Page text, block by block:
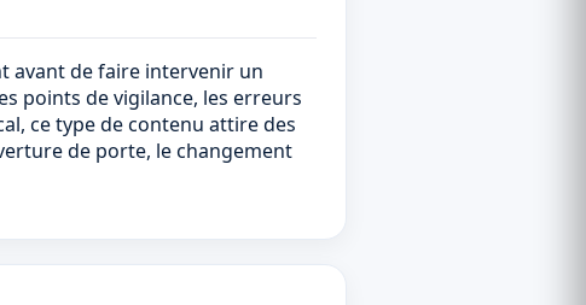
avant de faire intervenir un
points de vigilance, les erreurs
ce type de contenu attire des
de porte, le changement